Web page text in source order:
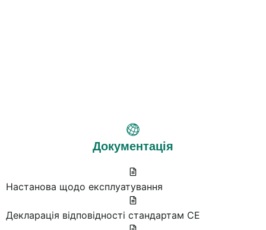
Документація
Настанова щодо експлуатування
Декларація відповідності стандартам СЕ